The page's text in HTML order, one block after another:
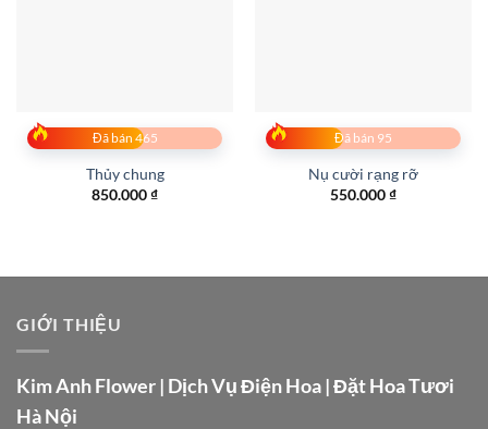
Đã bán 465
Thủy chung
850.000₫
Đã bán 95
Nụ cười rạng rỡ
550.000₫
GIỚI THIỆU
Kim Anh Flower | Dịch Vụ Điện Hoa | Đặt Hoa Tươi
Hà Nội